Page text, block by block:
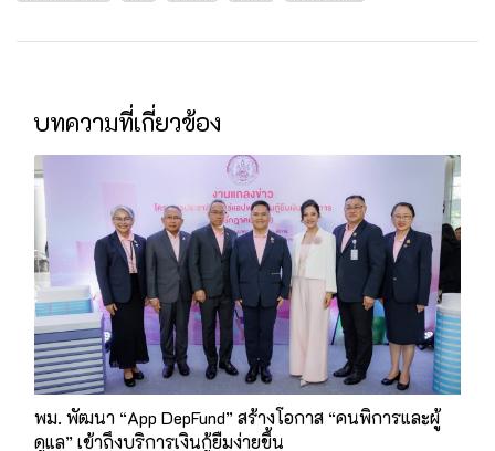
บทความที่เกี่ยวข้อง
พม. พัฒนา “App DepFund” สร้างโอกาส “คนพิการและผู้
ดูแล” เข้าถึงบริการเงินกู้ยืมง่ายขึ้น